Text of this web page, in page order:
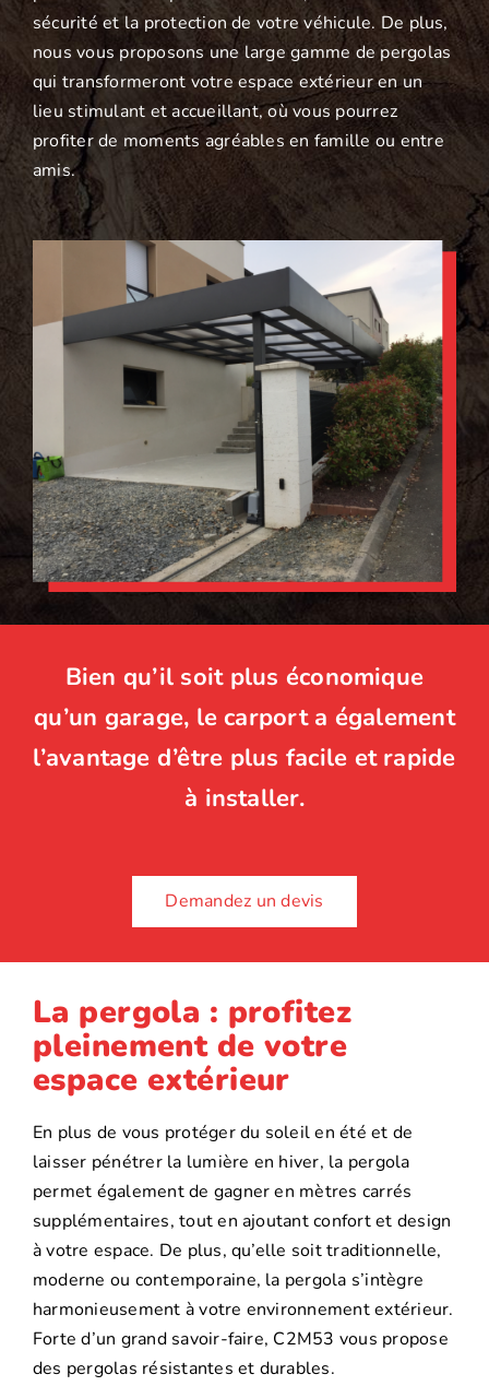
sécurité et la protection de votre véhicule. De plus,
nous vous proposons une large gamme de pergolas
qui transformeront votre espace extérieur en un
lieu stimulant et accueillant, où vous pourrez
profiter de moments agréables en famille ou entre
amis.
Bien qu’il soit plus économique
qu’un garage, le carport a également
l’avantage d’être plus facile et rapide
à installer.
Demandez un devis
La pergola : profitez
pleinement de votre
espace extérieur
En plus de vous protéger du soleil en été et de
laisser pénétrer la lumière en hiver, la pergola
permet également de gagner en mètres carrés
supplémentaires, tout en ajoutant confort et design
à votre espace. De plus, qu’elle soit traditionnelle,
moderne ou contemporaine, la pergola s’intègre
harmonieusement à votre environnement extérieur.
Forte d’un grand savoir-faire, C2M53 vous propose
des pergolas résistantes et durables.